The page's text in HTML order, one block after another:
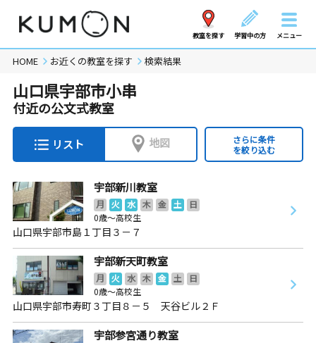
教室を探す 学習中の方 メニュー
HOME お近くの教室を探す 検索結果
山口県宇部市小串
付近の公文式教室
リスト 地図
さらに条件
を絞り込む
宇部新川教室
月 火 水 木 金 土
日
0歳～高校生
山口県宇部市島１丁目３－７
宇部新天町教室
月 火 水 木 金 土
日
0歳～高校生
山口県宇部市寿町３丁目８－５ 天谷ビル２Ｆ
宇部参宮通り教室